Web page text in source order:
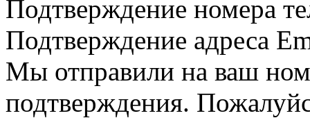
Подтверждение номера
Подтверждение адреса
Мы отправили на ваш
подтверждения.